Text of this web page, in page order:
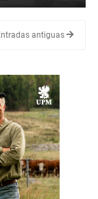
antiguas